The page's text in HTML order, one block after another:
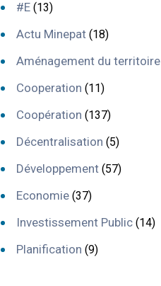
#E (13)
Actu Minepat (18)
Aménagement du territoire
Cooperation (11)
Coopération (137)
Décentralisation (5)
Développement (57)
Economie (37)
Investissement Public (14)
Planification (9)